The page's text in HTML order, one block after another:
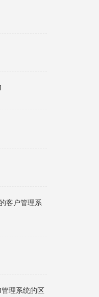
客户管理系
理系统的区